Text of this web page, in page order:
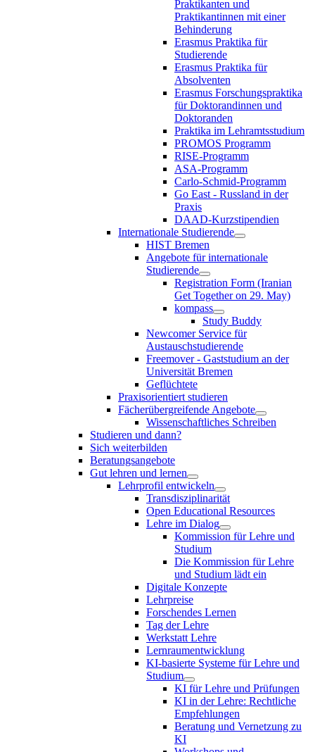
Praktikanten und
Praktikantinnen mit einer
Behinderung
Erasmus Praktika für
Studierende
Erasmus Praktika für
Absolventen
Erasmus Forschungspraktika
für Doktorandinnen und
Doktoranden
Praktika im Lehramtsstudium
PROMOS Programm
RISE-Programm
ASA-Programm
Carlo-Schmid-Programm
Go East - Russland in der
Praxis
DAAD-Kurzstipendien
Internationale Studierende
HIST Bremen
Angebote für internationale
Studierende
Registration Form (Iranian
Get Together on 29. May)
kompass
Study Buddy
Newcomer Service für
Austauschstudierende
Freemover - Gaststudium an der
Universität Bremen
Geflüchtete
Praxisorientiert studieren
Fächerübergreifende Angebote
Wissenschaftliches Schreiben
Studieren und dann?
Sich weiterbilden
Beratungsangebote
Gut lehren und lernen
Lehrprofil entwickeln
Transdisziplinarität
Open Educational Resources
Lehre im Dialog
Kommission für Lehre und
Studium
Die Kommission für Lehre
und Studium lädt ein
Digitale Konzepte
Lehrpreise
Forschendes Lernen
Tag der Lehre
Werkstatt Lehre
Lernraumentwicklung
KI-basierte Systeme für Lehre und
Studium
KI für Lehre und Prüfungen
KI in der Lehre: Rechtliche
Empfehlungen
Beratung und Vernetzung zu
KI